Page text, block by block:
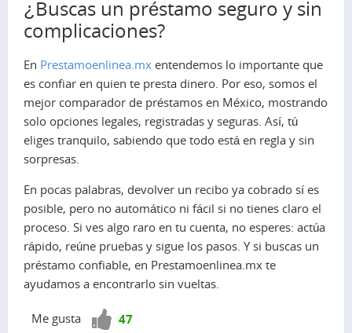
¿Buscas un préstamo seguro y sin
complicaciones?
En Prestamoenlinea.mx entendemos lo importante que
es confiar en quien te presta dinero. Por eso, somos el
mejor comparador de préstamos en México, mostrando
solo opciones legales, registradas y seguras. Así, tú
eliges tranquilo, sabiendo que todo está en regla y sin
sorpresas.
En pocas palabras, devolver un recibo ya cobrado sí es
posible, pero no automático ni fácil si no tienes claro el
proceso. Si ves algo raro en tu cuenta, no esperes: actúa
rápido, reúne pruebas y sigue los pasos. Y si buscas un
préstamo confiable, en Prestamoenlinea.mx te
ayudamos a encontrarlo sin vueltas.
Me gusta
¡Vota47